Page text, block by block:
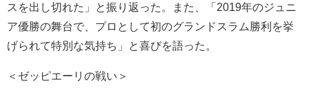
スを出し切れた」と振り返った。また、「2019年のジュニ
ア優勝の舞台で、プロとして初のグランドスラム勝利を挙
げられて特別な気持ち」と喜びを語った。
＜ゼッピエーリの戦い＞